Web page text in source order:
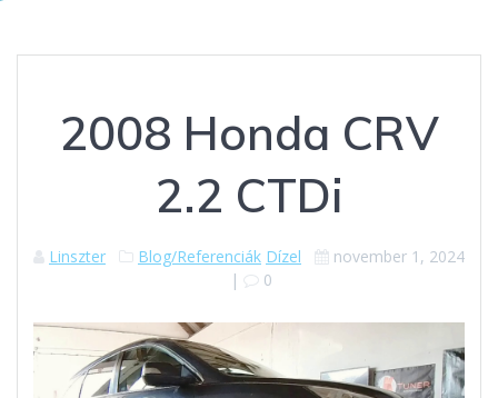
2008 Honda CRV
2.2 CTDi
Linszter Blog/Referenciák Dízel
november 1, 2024
|
0